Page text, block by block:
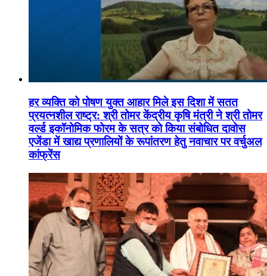
हर व्यक्ति को पोषण युक्त आहार मिले इस दिशा में सतत
प्रयत्नशील राष्ट्र: श्री तोमर केंद्रीय कृषि मंत्री ने श्री तोमर
वर्ल्ड इकॉनोमिक फोरम के सत्र को किया संबोधित दावोस
एजेंडा में खाद्य प्रणालियों के रूपांतरण हेतु नवाचार पर वर्चुअल
कांफ्रेंस